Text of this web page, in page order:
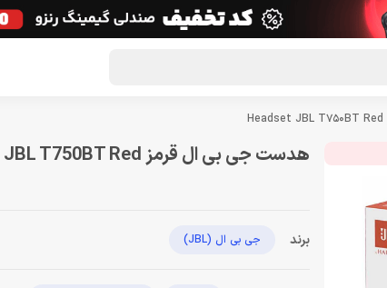
هدست جی بی ال قرمز Headset JBL T750BT Red
برند جی بی ال (JBL)